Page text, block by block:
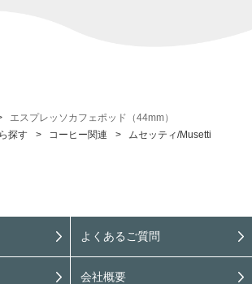
エスプレッソカフェポッド（44mm）
探す > コーヒー関連 > ムセッティ/Musetti
よくあるご質問
会社概要